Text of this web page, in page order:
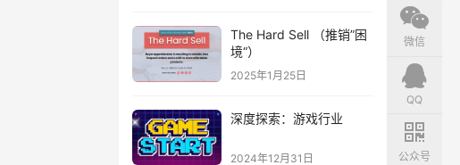
The Hard Sell （推销”困
境“）
2025年1月25日
深度探索：游戏行业
2024年12月31日
微信
QQ
公众号